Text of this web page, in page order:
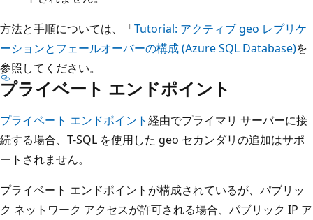
方法と手順については、「Tutorial: アクティブ geo レプリケ
ーションとフェールオーバーの構成 (Azure SQL Database)を
参照してください。
プライベート エンドポイント
プライベート エンドポイント経由でプライマリ サーバーに接
続する場合、T-SQL を使用した geo セカンダリの追加はサポ
ートされません。
プライベート エンドポイントが構成されているが、パブリッ
ク ネットワーク アクセスが許可される場合、パブリック IP ア